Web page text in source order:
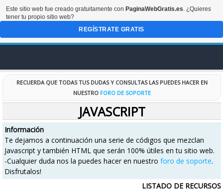
INICIO
DISEÑOS
CODIGOS
RECURSOS
RECUERDA QUE TODAS TUS DUDAS Y CONSULTAS LAS PUEDES HACER EN
NUESTRO FORO DE SOPORTE
JAVASCRIPT
Información
Te dejamos a continuación una serie de códigos que mezclan
Javascript y también HTML que serán 100% útiles en tu sitio web.
-Cualquier duda nos la puedes hacer en nuestroforo de soporte.
Disfrutalos!
LISTADO DE RECURSOS
Este sitio web fue creado gratuitamente con PaginaWebGratis.es. ¿Quieres
tener tu propio sitio web?
REGÍSTRATE GRATIS